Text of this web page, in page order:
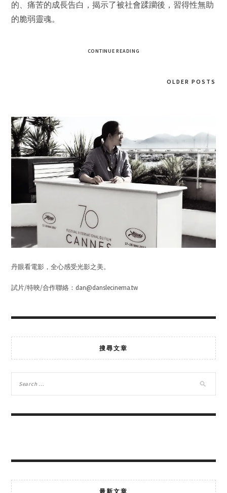
的、痛苦的成長告白，揭示了被社會蹂躪後，習得性無助
的脆弱靈魂。
CONTINUE READING
OLDER POSTS
丹眼看電影，全心感受光影之美。
試片/特映/合作聯絡：dan@danslecinema.tw
搜尋文章
最新文章